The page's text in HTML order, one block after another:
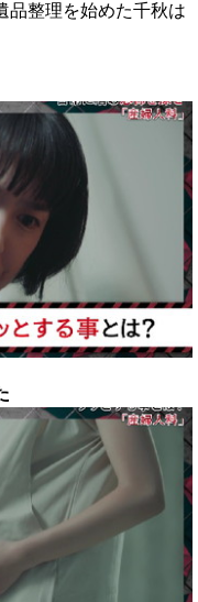
品整理を始めた千秋は